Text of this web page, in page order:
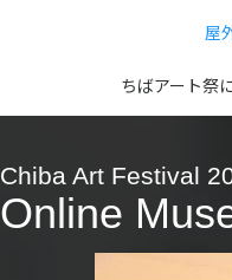
屋
ちばアート祭
Chiba Art Festival
Online